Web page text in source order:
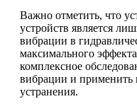
Важно отметить, что
устройств является
вибрации в
максимального
комплексное
вибрации и применить
устранения.